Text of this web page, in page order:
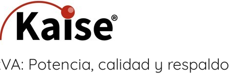
Potencia, calidad y respaldo